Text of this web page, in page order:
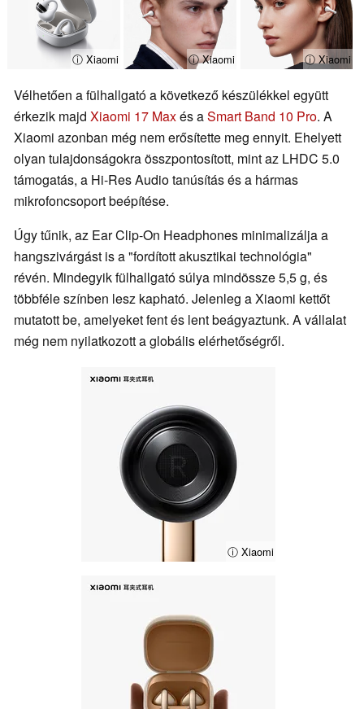
ⓘ Xiaomi ⓘ Xiaomi ⓘ Xiaomi
Vélhetően a fülhallgató a következő készülékkel együtt
érkezik majd Xiaomi 17 Maxés aSmart Band 10 Pro. A
Xiaomi azonban még nem erősítette meg ennyit. Ehelyett
olyan tulajdonságokra összpontosított, mint az LHDC 5.0
támogatás, a Hi-Res Audio tanúsítás és a hármas
mikrofoncsoport beépítése.
Úgy tűnik, az Ear Clip-On Headphones minimalizálja a
hangszivárgást is a "fordított akusztikai technológia"
révén. Mindegyik fülhallgató súlya mindössze 5,5 g, és
többféle színben lesz kapható. Jelenleg a Xiaomi kettőt
mutatott be, amelyeket fent és lent beágyaztunk. A vállalat
még nem nyilatkozott a globális elérhetőségről.
ⓘ Xiaomi